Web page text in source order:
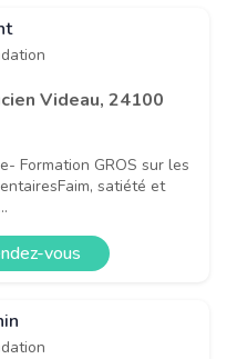
Videau, 24100
Formation GROS sur les
satiété et
vous